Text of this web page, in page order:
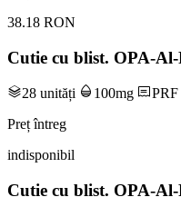
38.18 RON
Cutie cu blist. OPA-
28 unități 100mg PRF
Preț întreg
indisponibil
Cutie cu blist. OPA-